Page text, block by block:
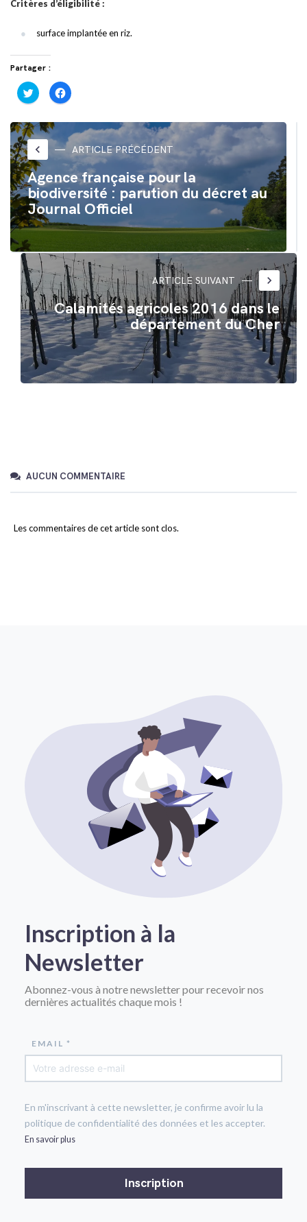
Critères d’éligibilité :
surface implantée en riz.
Partager :
Cliquez
pour
partager
Twitter(ouvre
dans
une
nouvelle
fenêtre)
Cliquez
pour
partager
Facebook(ouvre
dans
une
nouvelle
fenêtre)
keyboard_arrow_left ARTICLE PRÉCÉDENT
Agence française pour la
biodiversité : parution du décret au
Journal Officiel
ARTICLE SUIVANT keyboard_arrow_right
Calamités agricoles 2016 dans le
département du Cher
AUCUN COMMENTAIRE
Les commentaires de cet article sont clos.
Inscription à la
Newsletter
Abonnez-vous à notre newsletter pour recevoir nos
dernières actualités chaque mois !
EMAIL *
En m'inscrivant à cette newsletter, je confirme avoir lu la
politique de confidentialité des données et les accepter.
En savoir plus